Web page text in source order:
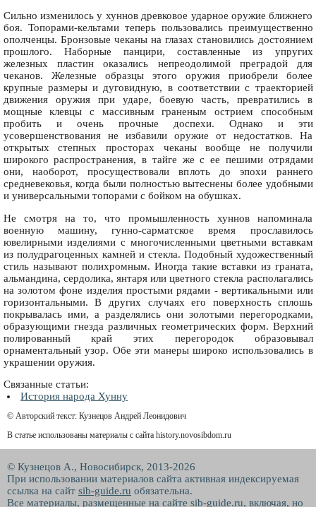
Сильно изменилось у хуннов древковое ударное оружие ближнего
боя. Топорами-кельтами теперь пользовались преимущественно
ополченцы. Бронзовые чеканы на глазах становились достоянием
прошлого. Наборные панцири, составленные из упругих
железных пластин оказались непреодолимой преградой для
чеканов. Железные образцы этого оружия приобрели более
крупные размеры и дуговидную, в соответствии с траекторией
движения оружия при ударе, боевую часть, превратились в
мощные клевцы с массивным граненым острием способным
пробить и очень прочные доспехи. Однако и эти
усовершенствования не избавили оружие от недостатков. На
открытых степных просторах чеканы вообще не получили
широкого распространения, в тайге же с ее пешими отрядами
они, наоборот, просуществовали вплоть до эпохи раннего
средневековья, когда были полностью вытеснены более удобными
и универсальными топорами с бойком на обушках.
Не смотря на то, что промышленность хуннов напоминала
военную машину, гунно-сарматское время прославилось
ювелирными изделиями с многочисленными цветными вставкам
из полудрагоценных камней и стекла. Подобный художественный
стиль называют полихромным. Иногда такие вставки из граната,
альмандина, сердолика, янтаря или цветного стекла располагались
на золотом фоне изделия простыми рядами - вертикальными или
горизонтальными. В других случаях его поверхность сплошь
покрывалась ими, а разделялись они золотыми перегородками,
образующими гнезда различных геометрических форм. Верхний
полированный край этих перегородок образовывал
орнаментальный узор. Обе эти манеры широко использовались в
украшении оружия.
Связанные статьи:
История народа Хунну
© Авторский текст: Кузнецов Андрей Леонидович
В статье использованы материалы с сайта history.novosibdom.ru
© Кузнецов А., Новосибирск, 2013-2026
При использовании материалов сайта активная индексируемая
ссылка на сайт sib-guide.ru обязательна.
Все материалы, размещенные на сайте sib-guide.ru, включая, но